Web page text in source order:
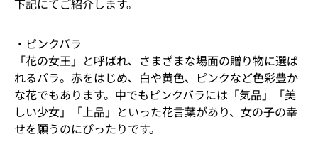
下記にてご紹介します。
・ピンクバラ
「花の女王」と呼ばれ、さまざまな場面の贈り物に選ば
れるバラ。赤をはじめ、白や黄色、ピンクなど色彩豊か
な花でもあります。中でもピンクバラには「気品」「美
しい少女」「上品」といった花言葉があり、女の子の幸
せを願うのにぴったりです。